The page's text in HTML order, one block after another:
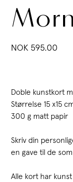
NOK 595.00
Doble kunstkort
Størrelse 15 x15
300 g matt papir
Skriv din
en gave til de
Alle kort har